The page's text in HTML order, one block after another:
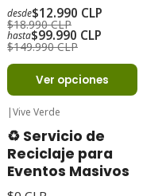
desde$12.990 CLP
$18.990 CLP
hasta$99.990 CLP
$149.990 CLP
Ver opciones
|Vive Verde
♻️ Servicio de
Reciclaje para
Eventos Masivos